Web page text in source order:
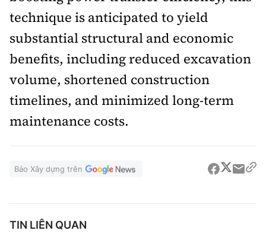
technique is anticipated to yield
substantial structural and economic
benefits, including reduced excavation
volume, shortened construction
timelines, and minimized long-term
maintenance costs.
Báo Xây dựng trên
TIN LIÊN QUAN